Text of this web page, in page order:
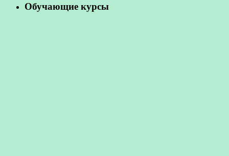
Обучающие курсы